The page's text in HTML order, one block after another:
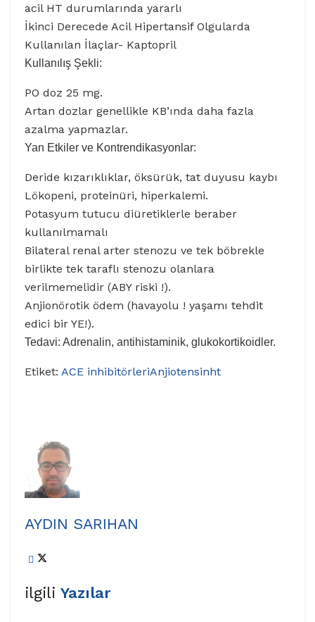
acil HT durumlarında yararlı
İkinci Derecede Acil Hipertansif Olgularda
Kullanılan İlaçlar- Kaptopril
Kullanılış Şekli:
PO doz 25 mg.
Artan dozlar genellikle KB’ında daha fazla
azalma yapmazlar.
Yan Etkiler ve Kontrendikasyonlar:
Deride kızarıklıklar, öksürük, tat duyusu kaybı
Lökopeni, proteinüri, hiperkalemi.
Potasyum tutucu diüretiklerle beraber
kullanılmamalı
Bilateral renal arter stenozu ve tek böbrekle
birlikte tek taraflı stenozu olanlara
verilmemelidir (ABY riski !).
Anjionörotik ödem (havayolu ! yaşamı tehdit
edici bir YE!).
Tedavi: Adrenalin, antihistaminik, glukokortikoidler.
Etiket: ACE inhibitörleriAnjiotensinht
AYDIN SARIHAN
ilgili Yazılar